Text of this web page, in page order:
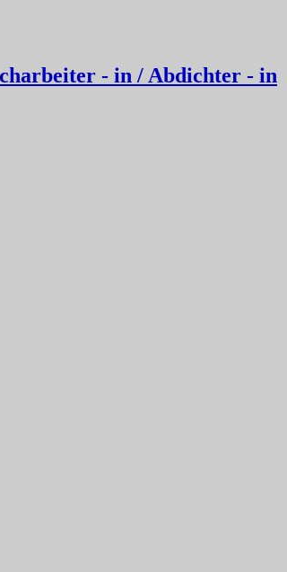
- in / Abdichter - in